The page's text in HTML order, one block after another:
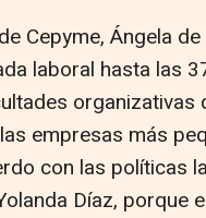
Cepyme, Ángela
laboral hasta las
organizativas
empresas más
con las políticas
Díaz, porque